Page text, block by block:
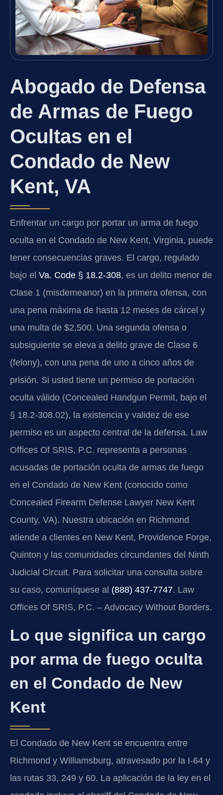
Abogado de Defensa
de Armas de Fuego
Ocultas en el
Condado de New
Kent, VA
Enfrentar un cargo por portar un arma de fuego
oculta en el Condado de New Kent, Virginia, puede
tener consecuencias graves. El cargo, regulado
bajo el Va. Code § 18.2-308, es un delito menor de
Clase 1 (misdemeanor) en la primera ofensa, con
una pena máxima de hasta 12 meses de cárcel y
una multa de $2,500. Una segunda ofensa o
subsiguiente se eleva a delito grave de Clase 6
(felony), con una pena de uno a cinco años de
prisión. Si usted tiene un permiso de portación
oculta válido (Concealed Handgun Permit, bajo el
§ 18.2-308.02), la existencia y validez de ese
permiso es un aspecto central de la defensa. Law
Offices Of SRIS, P.C. representa a personas
acusadas de portación oculta de armas de fuego
en el Condado de New Kent (conocido como
Concealed Firearm Defense Lawyer New Kent
County, VA). Nuestra ubicación en Richmond
atiende a clientes en New Kent, Providence Forge,
Quinton y las comunidades circundantes del Ninth
Judicial Circuit. Para solicitar una consulta sobre
su caso, comuníquese al (888) 437-7747. Law
Offices Of SRIS, P.C. – Advocacy Without Borders.
Lo que significa un cargo
por arma de fuego oculta
en el Condado de New
Kent
El Condado de New Kent se encuentra entre
Richmond y Williamsburg, atravesado por la I-64 y
las rutas 33, 249 y 60. La aplicación de la ley en el